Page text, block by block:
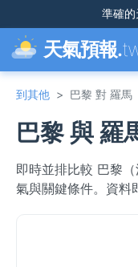
準確
天氣預報.
到其他 > 巴黎 對 羅馬
巴黎 與 羅
即時並排比較 巴黎
氣與關鍵條件。資料